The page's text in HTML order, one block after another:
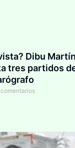
Dibu
tres partidos